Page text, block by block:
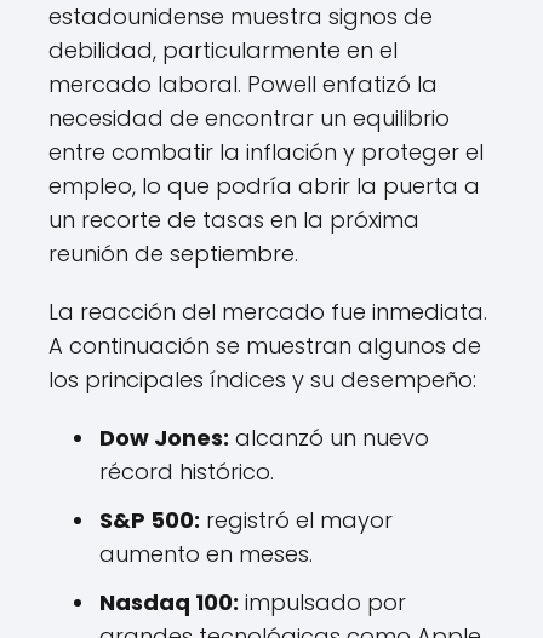
estadounidense muestra signos de
debilidad, particularmente en el
mercado laboral. Powell enfatizó la
necesidad de encontrar un equilibrio
entre combatir la inflación y proteger el
empleo, lo que podría abrir la puerta a
un recorte de tasas en la próxima
reunión de septiembre.
La reacción del mercado fue inmediata.
A continuación se muestran algunos de
los principales índices y su desempeño:
Dow Jones: alcanzó un nuevo
récord histórico.
S&P 500: registró el mayor
aumento en meses.
Nasdaq 100: impulsado por